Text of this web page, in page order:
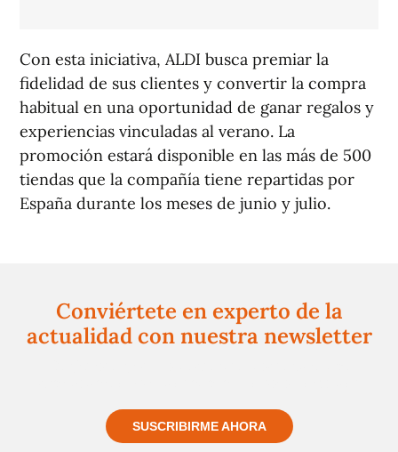
Con esta iniciativa, ALDI busca premiar la
fidelidad de sus clientes y convertir la compra
habitual en una oportunidad de ganar regalos y
experiencias vinculadas al verano. La
promoción estará disponible en las más de 500
tiendas que la compañía tiene repartidas por
España durante los meses de junio y julio.
Conviértete en experto de la
actualidad con nuestra newsletter
SUSCRIBIRME AHORA